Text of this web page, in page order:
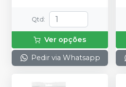
Qtd :
Ver opções
Pedir via Whatsapp